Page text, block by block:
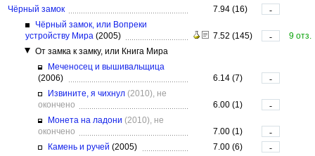
Чёрный замок 7.94 (16)
-
Чёрный замок, или Вопреки
устройству Мира (2005) 7.52 (145) -
9 отз.
От замка к замку, или Книга Мира
Меченосец и вышивальщица
(2006)
6.14 (7)
-
Извините, я чихнул (2010), не
окончено
6.00 (1)
-
Монета на ладони (2010), не
окончено
7.00 (1)
-
Камень и ручей (2005) 7.00 (6) -